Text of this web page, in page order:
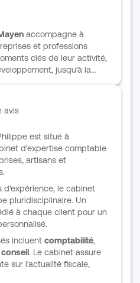
qui ne seraient pas
prise de contact directe
de découvrir
et les missions
accompagne à
et professions
clés de leur activité,
jusqu’à la
en charge les volets
sociaux avec une
Tenue et révision de
fiscales, comptes
sociales ou encore
des financements
s’inscrit dans un suivi
sur des outils souples et
poussée des processus.
avis
est situé à
d'expertise comptable
artisans et
d'expérience, le cabinet
pluridisciplinaire. Un
à chaque client pour un
incluent comptabilité,
conseil. Le cabinet assure
sur l'actualité fiscale,